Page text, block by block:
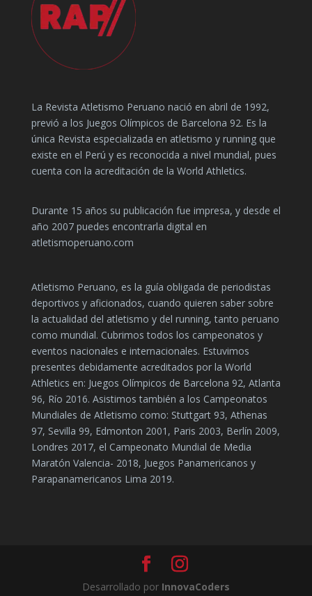
La Revista Atletismo Peruano nació en abril de 1992,
previó a los Juegos Olímpicos de Barcelona 92. Es la
única Revista especializada en atletismo y running que
existe en el Perú y es reconocida a nivel mundial, pues
cuenta con la acreditación de la World Athletics.
Durante 15 años su publicación fue impresa, y desde el
año 2007 puedes encontrarla digital en
atletismoperuano.com
Atletismo Peruano, es la guía obligada de periodistas
deportivos y aficionados, cuando quieren saber sobre
la actualidad del atletismo y del running, tanto peruano
como mundial. Cubrimos todos los campeonatos y
eventos nacionales e internacionales. Estuvimos
presentes debidamente acreditados por la World
Athletics en: Juegos Olímpicos de Barcelona 92, Atlanta
96, Río 2016. Asistimos también a los Campeonatos
Mundiales de Atletismo como: Stuttgart 93, Athenas
97, Sevilla 99, Edmonton 2001, Paris 2003, Berlín 2009,
Londres 2017, el Campeonato Mundial de Media
Maratón Valencia- 2018, Juegos Panamericanos y
Parapanamericanos Lima 2019.
Desarrollado por InnovaCoders